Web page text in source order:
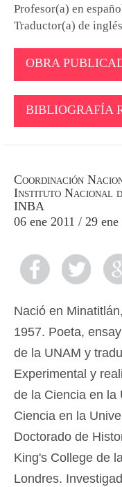
Profesor(a) en
Traductor(a) de
OBRA
BIBLIOGRAFÍA
Coordinación
Instituto Nacional
INBA
06 ene 2011 / 29
Nació en
1957. Poeta,
de la UNAM y
Experimental y
de la Ciencia en la
Ciencia en la
Doctorado de
King's College de
Londres.